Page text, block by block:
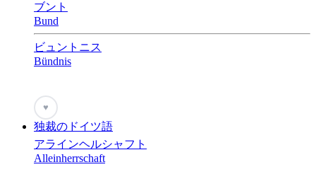
ブント
Bund
ビュントニス
Bündnis
♥
独裁のドイツ語
アラインヘルシャフト
Alleinherrschaft